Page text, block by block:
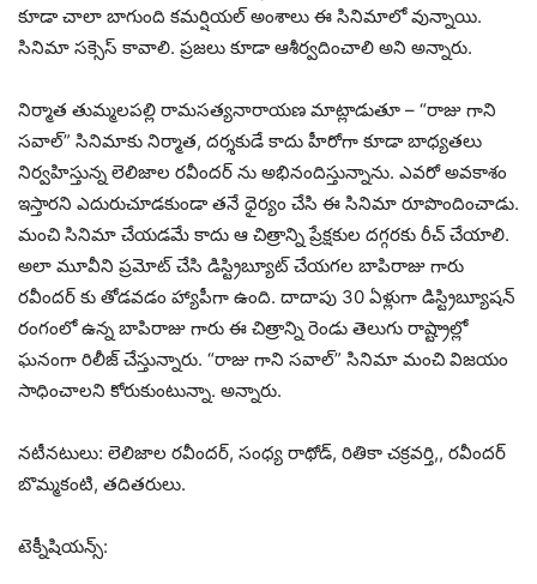
కూడా చాలా బాగుంది కమర్షియల్ అంశాలు ఈ సినిమాలో వున్నాయి.
సినిమా సక్సెస్ కావాలి. ప్రజలు కూడా ఆశీర్వదించాలి అని అన్నారు.
నిర్మాత తుమ్మలపల్లి రామసత్యనారాయణ మాట్లాడుతూ – “రాజు గాని
సవాల్” సినిమాకు నిర్మాత, దర్శకుడే కాదు హీరోగా కూడా బాధ్యతలు
నిర్వహిస్తున్న లెలిజాల రవీందర్ ను అభినందిస్తున్నాను. ఎవరో అవకాశం
ఇస్తారని ఎదురుచూడకుండా తనే ధైర్యం చేసి ఈ సినిమా రూపొందించాడు.
మంచి సినిమా చేయడమే కాదు ఆ చిత్రాన్ని ప్రేక్షకుల దగ్గరకు రీచ్ చేయాలి.
అలా మూవీని ప్రమోట్ చేసి డిస్ట్రిబ్యూట్ చేయగల బాపిరాజు గారు
రవీందర్ కు తోడవడం హ్యాపీగా ఉంది. దాదాపు 30 ఏళ్లుగా డిస్ట్రిబ్యూషన్
రంగంలో ఉన్న బాపిరాజు గారు ఈ చిత్రాన్ని రెండు తెలుగు రాష్ట్రాల్లో
ఘనంగా రిలీజ్ చేస్తున్నారు. “రాజు గాని సవాల్” సినిమా మంచి విజయం
సాధించాలని కోరుకుంటున్నా. అన్నారు.
నటీనటులు: లెలిజాల రవీందర్, సంధ్య రాథోడ్, రితికా చక్రవర్తి,, రవీందర్
బొమ్మకంటి, తదితరులు.
టెక్నీషియన్స్: